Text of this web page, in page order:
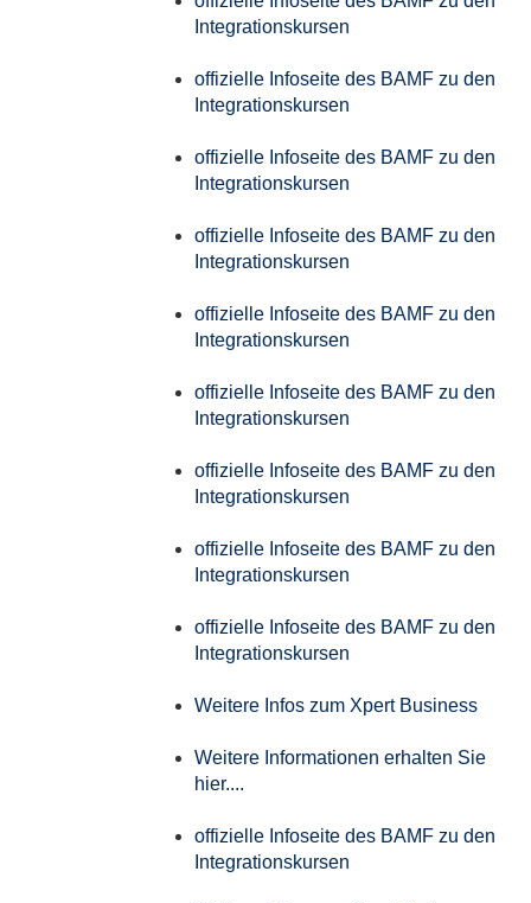
Integrationskursen
offizielle Infoseite des BAMF zu den
Integrationskursen
offizielle Infoseite des BAMF zu den
Integrationskursen
offizielle Infoseite des BAMF zu den
Integrationskursen
offizielle Infoseite des BAMF zu den
Integrationskursen
offizielle Infoseite des BAMF zu den
Integrationskursen
offizielle Infoseite des BAMF zu den
Integrationskursen
offizielle Infoseite des BAMF zu den
Integrationskursen
offizielle Infoseite des BAMF zu den
Integrationskursen
Weitere Infos zum Xpert Business
Weitere Informationen erhalten Sie
hier....
offizielle Infoseite des BAMF zu den
Integrationskursen